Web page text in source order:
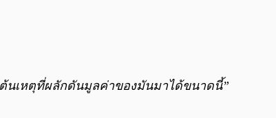
ต้นเหตุที่ผลักดันมูลค่าของมันมาได้ขนาดนี้”